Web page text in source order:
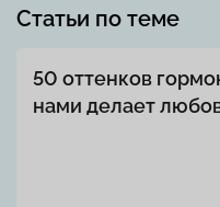
Статьи по теме
50 оттенков
нами делает